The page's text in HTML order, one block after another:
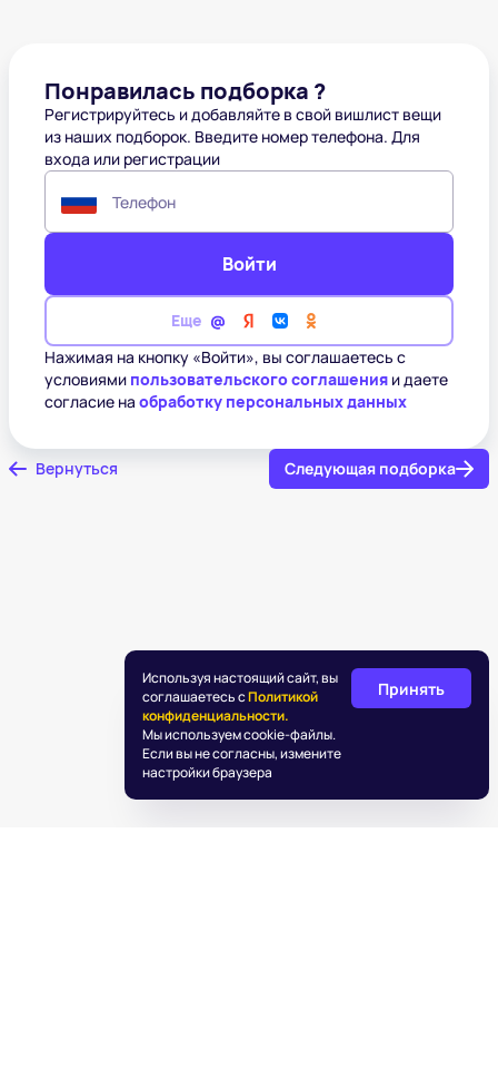
Понравилась подборка ?
Регистрируйтесь и добавляйте в свой вишлист вещи
из наших подборок. Введите номер телефона. Для
входа или регистрации
Телефон
Войти
Еще
Нажимая на кнопку «Войти», вы соглашаетесь с
условиями пользовательского соглашения и даете
согласие на обработку персональных данных
Вернуться Следующая подборка
Используя настоящий сайт, вы
соглашаетесь сПолитикой
конфиденциальности.
Мы используем cookie-файлы.
Если вы не согласны, измените
настройки браузера
Принять